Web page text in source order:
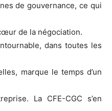
de gouvernance, ce qui
de la négociation.
dans toutes les
marque le temps d’un
La CFE-CGC s’en